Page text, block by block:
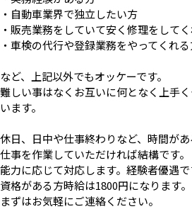
・自動車業界で独立したい方
・販売業務をしていて安く修理をして
・車検の代行や登録業務をやってくれ
など、上記以外でもオッケーです。
難しい事はなくお互いに何となく上手
います。
休日、日中や仕事終わりなど、時間が
仕事を作業していただければ結構です。
能力に応じて対応します。経験者優遇
資格がある方時給は1800円になります。
まずはお気軽にご連絡ください。